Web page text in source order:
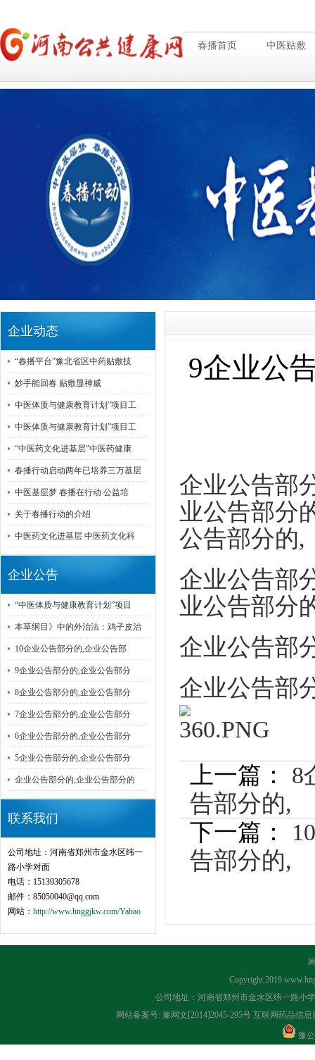
春播首页 中医贴敷
企业动态
“春播平台”豫北省区中药贴敷技
妙手能回春 贴敷显神威
中医体质与健康教育计划”项目工
中医体质与健康教育计划”项目工
“中医药文化进基层”中医药健康
春播行动启动两年已培养三万基层
中医基层梦 春播在行动 公益培
关于春播行动的介绍
中医药文化进基层 中医药文化科
企业公告
“中医体质与健康教育计划”项目
本草纲目》中的外治法：鸡子皮治
10企业公告部分的,企业公告部
9企业公告部分的,企业公告部分
8企业公告部分的,企业公告部分
7企业公告部分的,企业公告部分
6企业公告部分的,企业公告部分
5企业公告部分的,企业公告部分
企业公告部分的,企业公告部分的
联系我们
公司地址：河南省郑州市金水区纬一
路小学对面
电话：15139305678
邮件：85050040@qq.com
网站： http://www.hnggjkw.com/Yabao
9企业公
企业公告部
业公告部分
公告部分的,
企业公告部
业公告部分
企业公告部
企业公告部
上一篇： 8
告部分的,
下一篇：
告部分的,
Copyright 2019
公司地址：河南省郑州市金水区纬一路小
网站备案号: 豫网文[2014]2045-295号 互联网药品信息
豫